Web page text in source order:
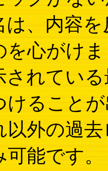
は、内容
を心がけ
されてい
けること
以外の過
可能です。